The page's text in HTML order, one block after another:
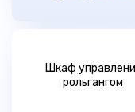
Шкаф
рольгангом